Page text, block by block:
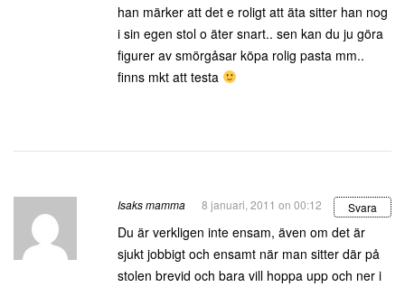
han märker att det e roligt att äta sitter han nog
i sin egen stol o äter snart.. sen kan du ju göra
figurer av smörgåsar köpa rolig pasta mm..
finns mkt att testa
Isaks mamma 8 januari, 2011 on 00:12 Svara
Du är verkligen inte ensam, även om det är
sjukt jobbigt och ensamt när man sitter där på
stolen brevid och bara vill hoppa upp och ner i